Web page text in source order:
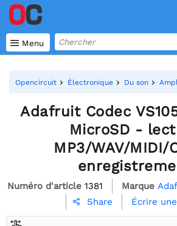
 Menu
Opencircuit Électronique Du son
Adafruit Codec
MicroSD -
MP3/WAV/MIDI/
Numéro d'article 1381 Marque
 Share Écrire